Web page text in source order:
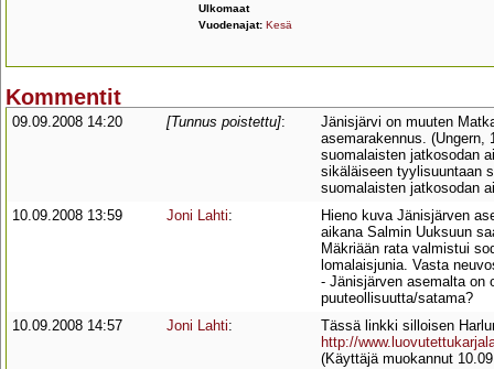
Ulkomaat
Vuodenajat: Kesä
Kommentit
09.09.2008 14:20 [Tunnus poistettu]:
Jänisjärvi on muuten
asemarakennus. (Ungern,
suomalaisten jatkosodan
sikäläiseen tyylisuuntaan
suomalaisten jatkosodan
10.09.2008 13:59
Joni Lahti:
Hieno kuva Jänisjärven
aikana Salmin Uuksuun
Mäkriään rata valmistui
lomalaisjunia. Vasta
- Jänisjärven asemalta on
puuteollisuutta/satama?
10.09.2008 14:57
Joni Lahti:
Tässä linkki silloisen
http://
(Käyttäjä muokannut